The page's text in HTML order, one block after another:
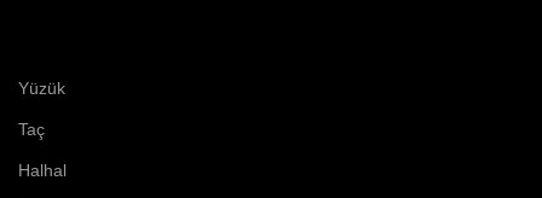
Yüzük
Taç
Halhal